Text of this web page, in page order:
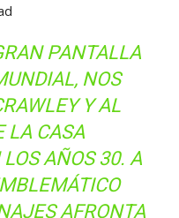
PANTALLA
NOS
Y AL
LA CASA
AÑOS 30. A
AFRONTA